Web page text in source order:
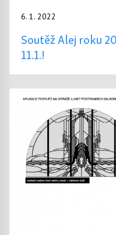
6. 1. 2022
Soutěž Alej roku
11.1.!